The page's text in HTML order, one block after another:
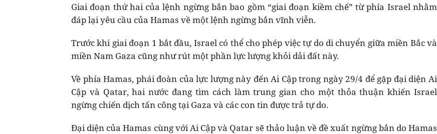
Giai đoạn thứ hai của lệnh ngừng bắn bao gồm “giai đoạn kiềm chế” từ phía Israel nhằm
đáp lại yêu cầu của Hamas về một lệnh ngừng bắn vĩnh viễn.
Trước khi giai đoạn 1 bắt đầu, Israel có thể cho phép việc tự do di chuyển giữa miền Bắc và
miền Nam Gaza cũng như rút một phần lực lượng khỏi dải đất này.
Về phía Hamas, phái đoàn của lực lượng này đến Ai Cập trong ngày 29/4 để gặp đại diện Ai
Cập và Qatar, hai nước đang tìm cách làm trung gian cho một thỏa thuận khiến Israel
ngừng chiến dịch tấn công tại Gaza và các con tin được trả tự do.
Đại diện của Hamas cùng với Ai Cập và Qatar sẽ thảo luận về đề xuất ngừng bắn do Hamas